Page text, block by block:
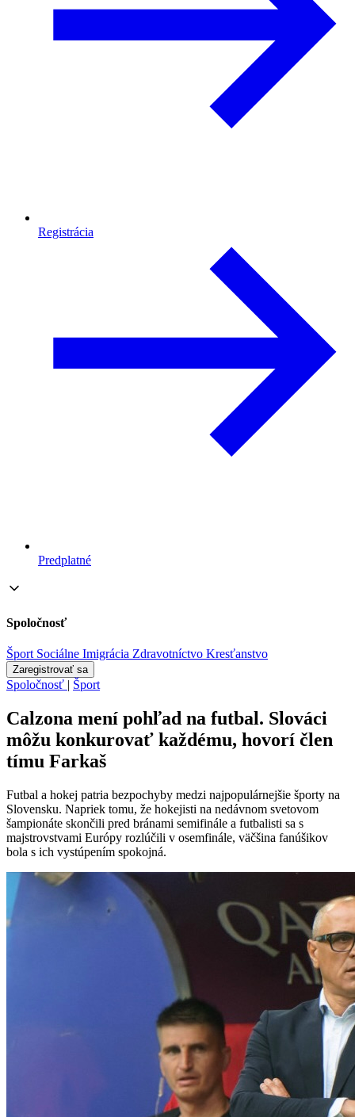
Registrácia
Predplatné
Spoločnosť
Šport Sociálne Imigrácia Zdravotníctvo Kresťanstvo
Zaregistrovať sa
Spoločnosť | Šport
Calzona mení pohľad na futbal. Slováci
môžu konkurovať každému, hovorí člen
tímu Farkaš
Futbal a hokej patria bezpochyby medzi najpopulárnejšie športy na
Slovensku. Napriek tomu, že hokejisti na nedávnom svetovom
šampionáte skončili pred bránami semifinále a futbalisti sa s
majstrovstvami Európy rozlúčili v osemfinále, väčšina fanúšikov
bola s ich vystúpením spokojná.